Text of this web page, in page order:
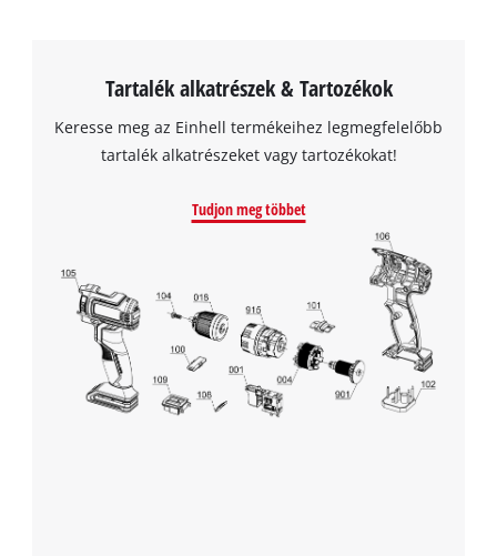
A Google Maps szolgáltatás betöltéséhez
szükségünk van az Ön jóváhagyására!
This content is not permitted to load due
to trackers that are not disclosed to the
visitor. The website owner needs to setup
Tartalék alkatrészek & Tartozékok
Keresse meg az Einhell termékeihez legmegfelelőbb
tartalék alkatrészeket vagy tartozékokat!
Tudjon meg többet